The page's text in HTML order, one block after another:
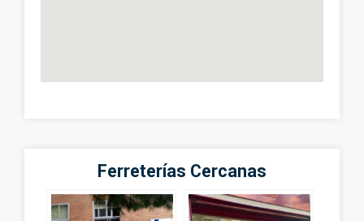
Ferreterías Cercanas